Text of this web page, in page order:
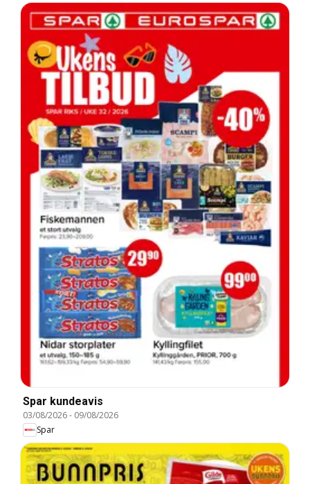
Spar kundeavis
03/08/2026- 09/08/2026
Spar